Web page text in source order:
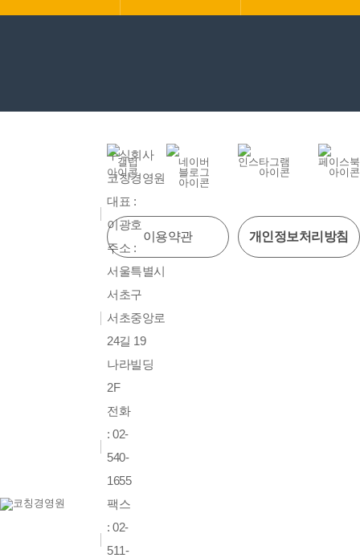
주식회사
코칭경영원
대표 :
이광호
주소 :
서울특별시
서초구
서초중앙로
24길 19
나라빌딩
2F
전화
: 02-
540-
1655
팩스
: 02-
511-
이용약관 개인정보처리방침